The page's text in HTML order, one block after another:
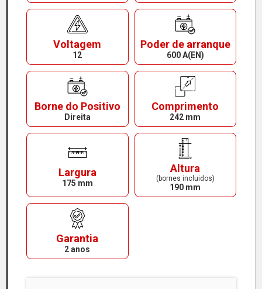
Voltagem
12
Poder de arranque
600 A(EN)
Borne do Positivo
Direita
Comprimento
242 mm
Largura
175 mm
Altura
(bornes incluidos)
190 mm
Garantia
2 anos